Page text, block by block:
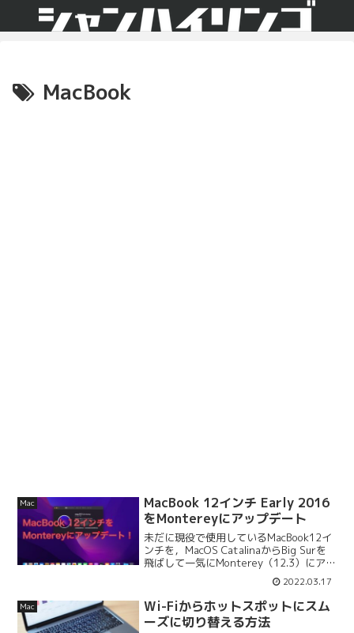
MacBook
Mac
MacBook 12インチ Early 2016
をMontereyにアップデート
未だに現役で使用しているMacBook12イ
ンチを，MacOS CatalinaからBig Surを
飛ばして一気にMonterey（12.3）にアッ
プデートしました。Catalinaのままでも
全く問題なかったのですが，どうしても
ユニバーサル...
2022.03.17
Mac
Wi-Fiからホットスポットにスム
ーズに切り替える方法